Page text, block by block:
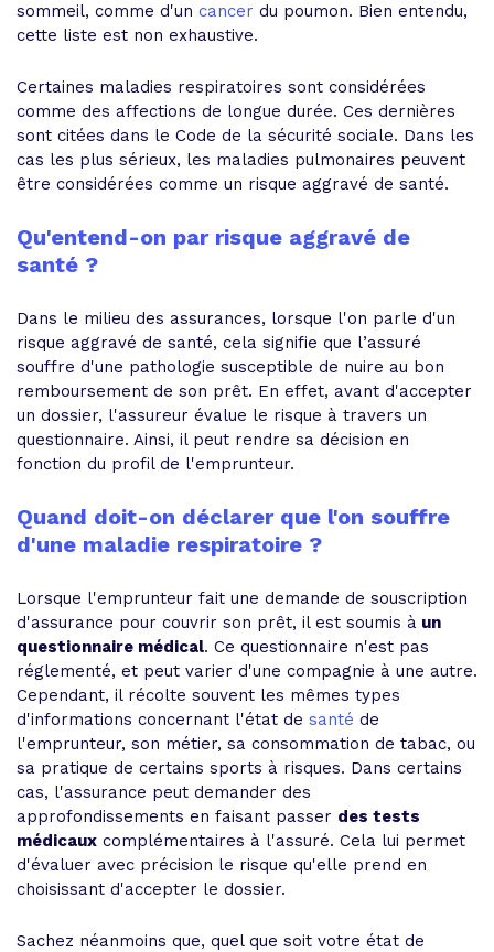
sommeil, comme d'un cancer du poumon. Bien entendu,
cette liste est non exhaustive.
Certaines maladies respiratoires sont considérées
comme des affections de longue durée. Ces dernières
sont citées dans le Code de la sécurité sociale. Dans les
cas les plus sérieux, les maladies pulmonaires peuvent
être considérées comme un risque aggravé de santé.
Qu'entend-on par risque aggravé de
santé ?
Dans le milieu des assurances, lorsque l'on parle d'un
risque aggravé de santé, cela signifie que l’assuré
souffre d'une pathologie susceptible de nuire au bon
remboursement de son prêt. En effet, avant d'accepter
un dossier, l'assureur évalue le risque à travers un
questionnaire. Ainsi, il peut rendre sa décision en
fonction du profil de l'emprunteur.
Quand doit-on déclarer que l'on souffre
d'une maladie respiratoire ?
Lorsque l'emprunteur fait une demande de souscription
d'assurance pour couvrir son prêt, il est soumis à un
questionnaire médical. Ce questionnaire n'est pas
réglementé, et peut varier d'une compagnie à une autre.
Cependant, il récolte souvent les mêmes types
d'informations concernant l'état de santé de
l'emprunteur, son métier, sa consommation de tabac, ou
sa pratique de certains sports à risques. Dans certains
cas, l'assurance peut demander des
approfondissements en faisant passer des tests
médicaux complémentaires à l'assuré. Cela lui permet
d'évaluer avec précision le risque qu'elle prend en
choisissant d'accepter le dossier.
Sachez néanmoins que, quel que soit votre état de